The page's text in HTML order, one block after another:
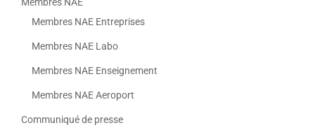
Membres NAE Entreprises
Membres NAE Labo
Membres NAE Enseignement
Membres NAE Aeroport
Communiqué de presse